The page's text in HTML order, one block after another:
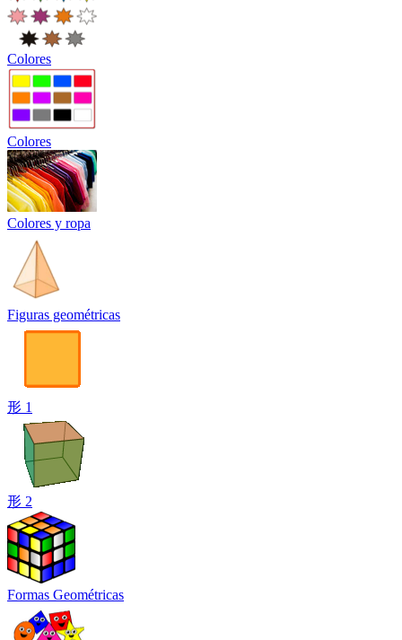
Colores
Colores
Colores y ropa
Figuras geométricas
形 1
形 2
Formas Geométricas